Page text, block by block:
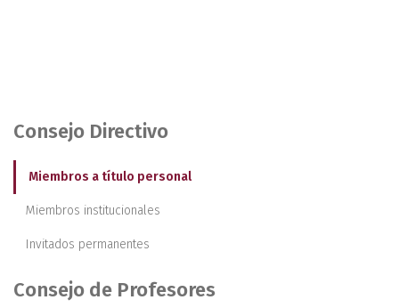
Consejo Directivo
Miembros a título personal
Miembros institucionales
Invitados permanentes
Consejo de Profesores